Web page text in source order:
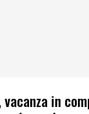
in